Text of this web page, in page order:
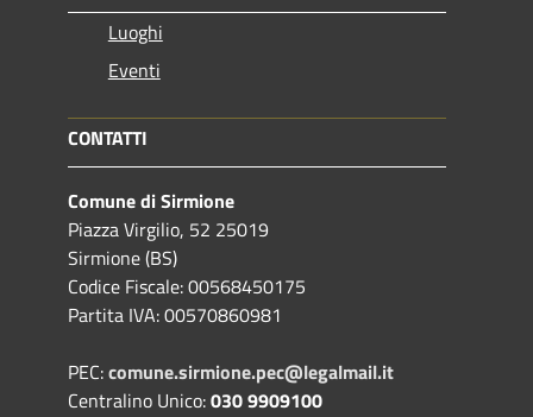
Luoghi
Eventi
CONTATTI
Comune di Sirmione
Piazza Virgilio, 52 25019
Sirmione (BS)
Codice Fiscale: 00568450175
Partita IVA: 00570860981
PEC:comune.sirmione.pec@legalmail.it
Centralino Unico:030 9909100